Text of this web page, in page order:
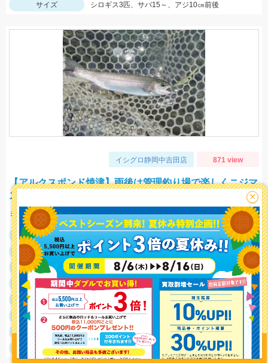
釣り情報を
投稿する
サイズ
シロギス3匹、サバ15～、アジ10㎝前後
イシグロ静岡中吉田店 871 view
【アルクスポンド焼津】雨後は管理釣り場で楽しくニジマ
ス釣り！
ミノー（シュヴァーンシャッドHFやダブルクラッチ45F1）のハイフロート釣法に好反応でした！
釣行日
釣行時間
11:00～13:30
釣場
アルクスポンド焼津
ポイント
釣魚
ニジマス（トラウト全般）
釣り方
トラウトルアー
釣果
ニジマス（トラウト全般）10匹以上
サイズ
ニジマス（トラウト全般）25~35cm
×